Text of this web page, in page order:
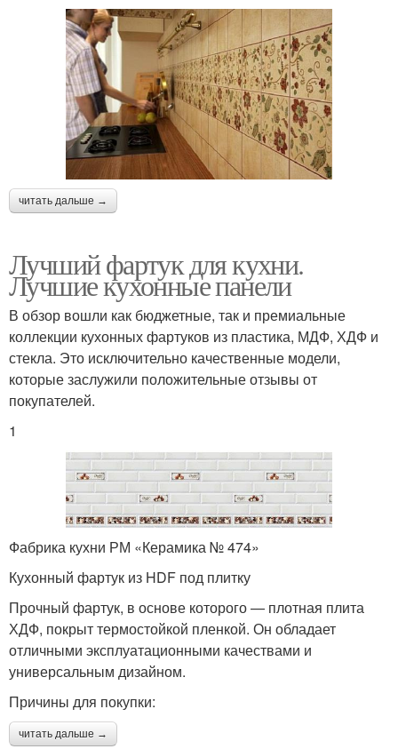
читать дальше →
Лучший фартук для кухни.
Лучшие кухонные панели
В обзор вошли как бюджетные, так и премиальные
коллекции кухонных фартуков из пластика, МДФ, ХДФ и
стекла. Это исключительно качественные модели,
которые заслужили положительные отзывы от
покупателей.
1
Фабрика кухни РМ «Керамика № 474»
Кухонный фартук из HDF под плитку
Прочный фартук, в основе которого — плотная плита
ХДФ, покрыт термостойкой пленкой. Он обладает
отличными эксплуатационными качествами и
универсальным дизайном.
Причины для покупки:
читать дальше →